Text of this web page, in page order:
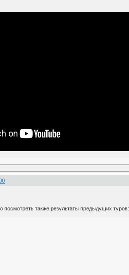
также результаты предыдущих туров: